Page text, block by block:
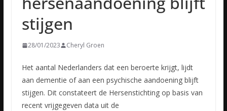
stijgen
28/01/2023 Cheryl Groen
Het aantal Nederlanders dat een beroerte krijgt, lijdt
aan dementie of aan een psychische aandoening blijft
stijgen. Dit constateert de Hersenstichting op basis van
recent vrijgegeven data uit de